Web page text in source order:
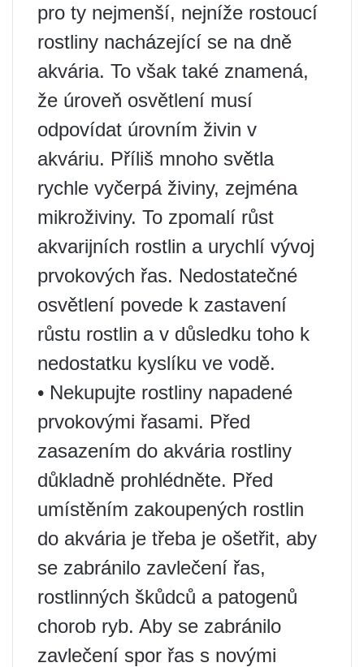
pro ty nejmenší, nejníže rostoucí
rostliny nacházející se na dně
akvária. To však také znamená,
že úroveň osvětlení musí
odpovídat úrovním živin v
akváriu. Příliš mnoho světla
rychle vyčerpá živiny, zejména
mikroživiny. To zpomalí růst
akvarijních rostlin a urychlí vývoj
prvokových řas. Nedostatečné
osvětlení povede k zastavení
růstu rostlin a v důsledku toho k
nedostatku kyslíku ve vodě.
• Nekupujte rostliny napadené
prvokovými řasami. Před
zasazením do akvária rostliny
důkladně prohlédněte. Před
umístěním zakoupených rostlin
do akvária je třeba je ošetřit, aby
se zabránilo zavlečení řas,
rostlinných škůdců a patogenů
chorob ryb. Aby se zabránilo
zavlečení spor řas s novými